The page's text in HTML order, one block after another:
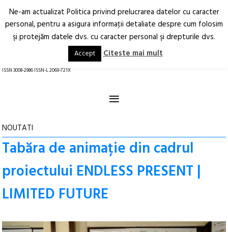
Arhitectură.
Oraș.
RO EN
ISSN 3008-2986 ISSN-L 2069-721X
≡
NOUTATI
Tabăra de animație din cadrul
proiectului ENDLESS PRESENT |
LIMITED FUTURE
Ne-am actualizat Politica privind prelucrarea datelor cu caracter
personal, pentru a asigura informaţii detaliate despre cum folosim
şi protejăm datele dvs. cu caracter personal şi drepturile dvs.
Accept Citeste mai mult